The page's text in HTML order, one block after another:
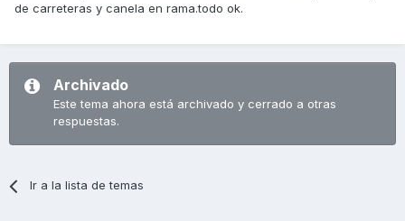
de carreteras y canela en rama.todo ok.
Archivado
Este tema ahora está archivado y cerrado a otras
respuestas.
Ir a la lista de temas